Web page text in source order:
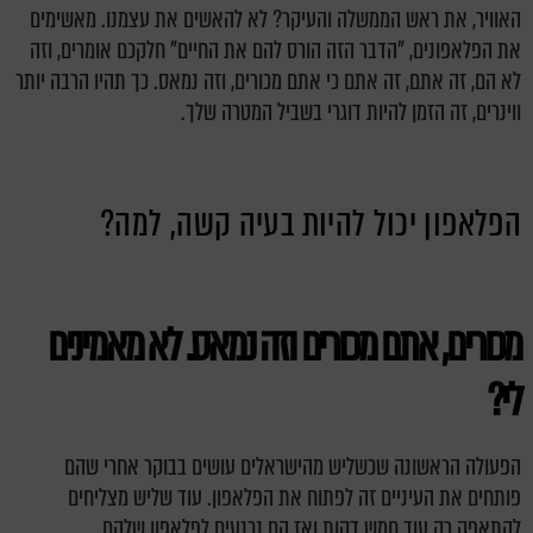
האוויר, את ראש הממשלה והעיקר? לא להאשים את עצמנו. מאשימים
את הפלאפונים, "הדבר הזה הורס להם את החיים" חלקכם אומרים, וזה
לא הם, זה אתם, זה אתם כי אתם מכורים, וזה נמאס. כך תהיו הרבה יותר
ווינרים, זה הזמן להיות דוגרי בשביל המטרה שלך.
הפלאפון יכול להיות בעיה קשה, למה?
מכורים, אתם מכורים וזה נמאס. לא מאמינים
לי?
הפעולה הראשונה שכשליש מהישראלים עושים בבוקר אחרי שהם
פותחים את העיניים זה לפתוח את הפלאפון. עוד שליש מצליחים